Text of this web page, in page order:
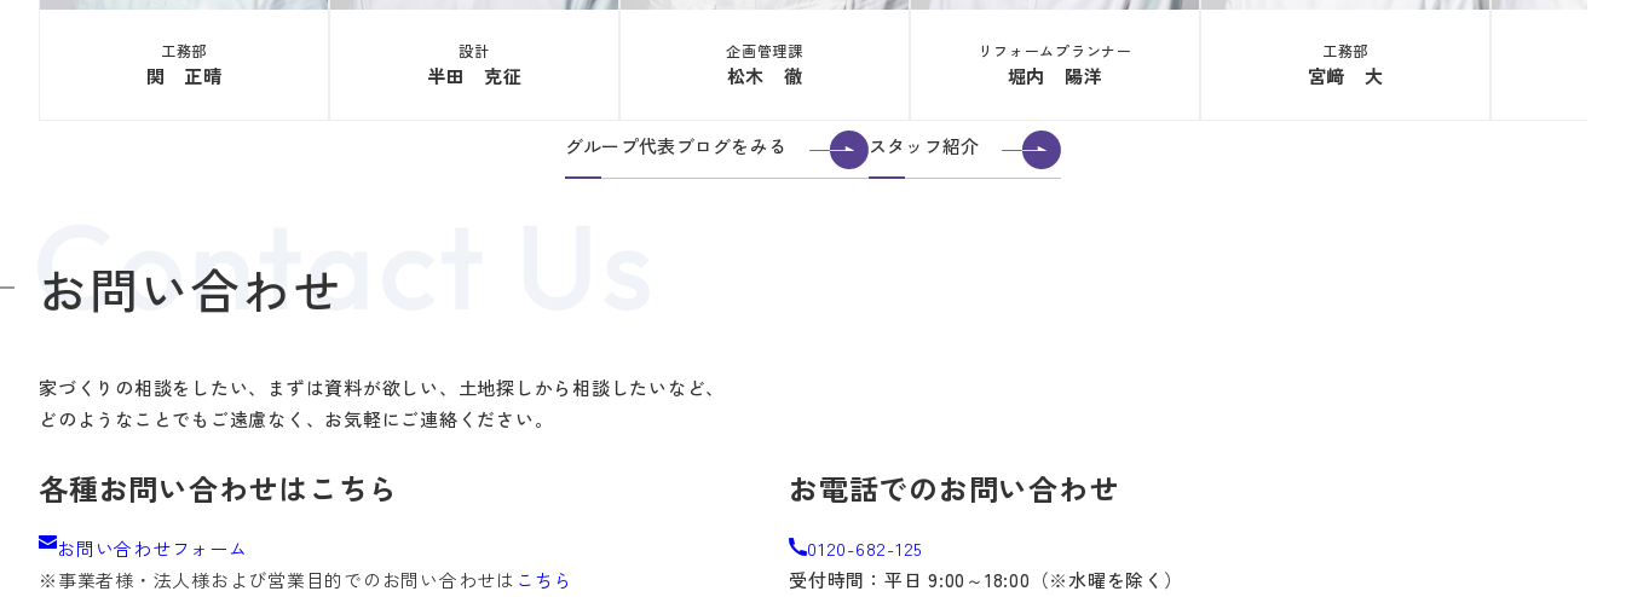
工務部
関 正晴
設計
半田 克征
企画管理課
松木 徹
リフォームプランナー
堀内 陽洋
工務部
宮﨑 大
グループ代表ブログをみる スタッフ紹介
お問い合わせ
家づくりの相談をしたい、まずは資料が欲しい、土地探しから相談したいなど、
どのようなことでもご遠慮なく、お気軽にご連絡ください。
各種お問い合わせはこちら
お問い合わせフォーム
※事業者様・法人様および営業目的でのお問い合わせは こちら
お電話でのお問い合わせ
0120-682-125
受付時間：平日 9:00～18:00（※水曜を除く）